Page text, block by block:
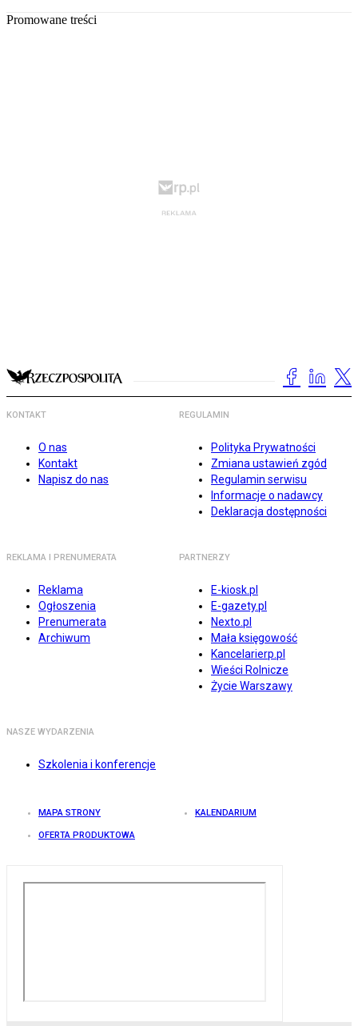
Promowane treści
KONTAKT
O nas
Kontakt
Napisz do nas
REGULAMIN
Polityka Prywatności
Zmiana ustawień zgód
Regulamin serwisu
Informacje o nadawcy
Deklaracja dostępności
REKLAMA I PRENUMERATA
Reklama
Ogłoszenia
Prenumerata
Archiwum
PARTNERZY
E-kiosk.pl
E-gazety.pl
Nexto.pl
Mała księgowość
Kancelarierp.pl
Wieści Rolnicze
Życie Warszawy
NASZE WYDARZENIA
Szkolenia i konferencje
MAPA STRONY KALENDARIUM
OFERTA PRODUKTOWA